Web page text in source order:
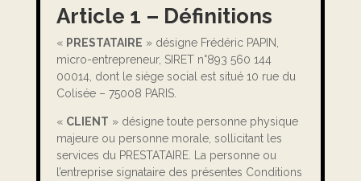
Article 1 – Définitions
« PRESTATAIRE » désigne Frédéric PAPIN,
micro-entrepreneur, SIRET n°893 560 144
00014, dont le siège social est situé 10 rue du
Colisée – 75008 PARIS.
« CLIENT » désigne toute personne physique
majeure ou personne morale, sollicitant les
services du PRESTATAIRE. La personne ou
l’entreprise signataire des présentes Conditions